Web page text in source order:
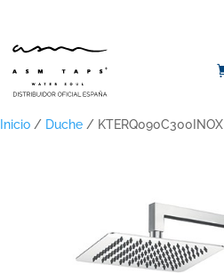
Inicio / Duche / KTERQ090C300INOX